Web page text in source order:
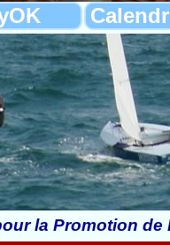
la Promotion de